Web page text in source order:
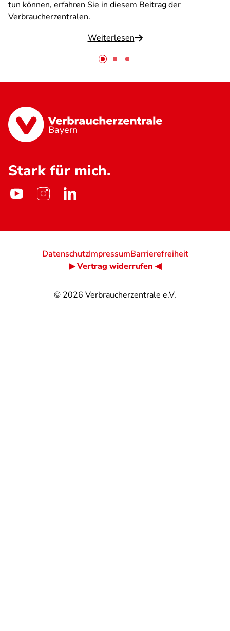
tun können, erfahren Sie in diesem Beitrag der
Verbraucherzentralen.
Weiterlesen
Bayern
Stark für mich.
© 2026 Verbraucherzentrale e.V.
DatenschutzImpressumBarrierefreiheit
▶ Vertrag widerrufen ◀